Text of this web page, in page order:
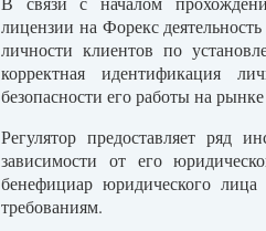
лицензии на Форекс
личности клиентов по
корректная идентификация
безопасности его работы на
Регулятор предоставляет ряд
зависимости от его
бенефициар юридического
требованиям.